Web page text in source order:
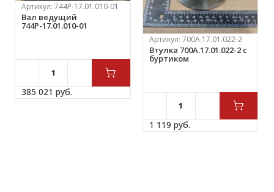
Артикул:744Р-17.01.010-01
Вал ведущий
744Р-17.01.010-01
385 021 руб.
Артикул: 700А.17.01.022-2
Втулка 700А.17.01.022-2 с
буртиком
1 119 руб.